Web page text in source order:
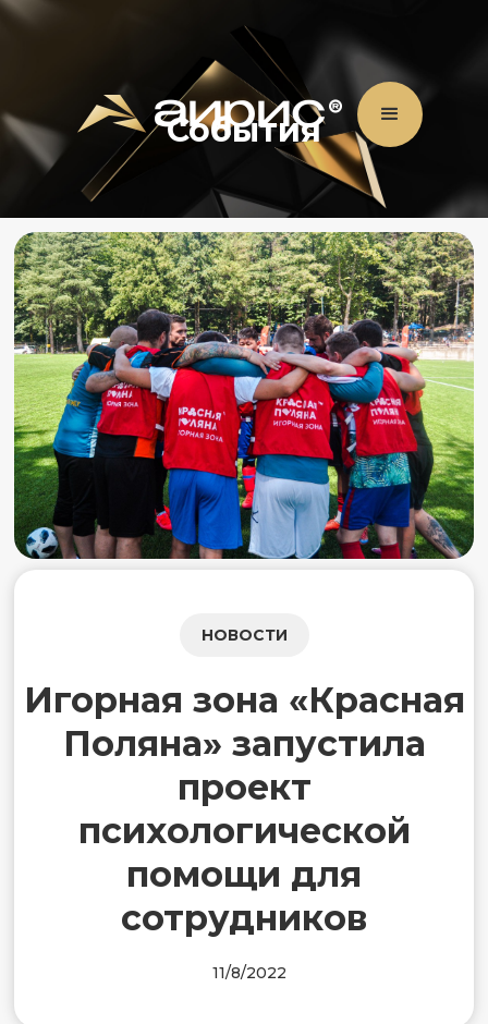
События
НОВОСТИ
Игорная зона «Красная
Поляна» запустила
проект
психологической
помощи для
сотрудников
11/8/2022